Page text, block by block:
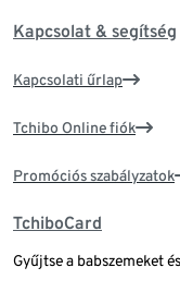
Kapcsolat & segítség
Kapcsolati űrlap
Tchibo Online fiók
Promóciós szabályzatok
TchiboCard
Gyűjtse a babszemeket